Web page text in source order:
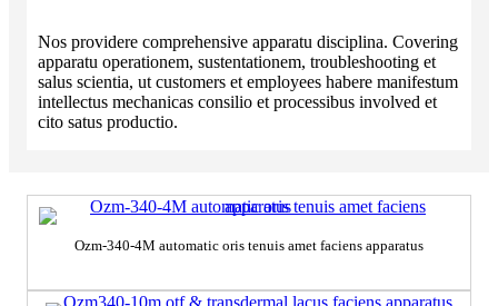
Nos providere comprehensive apparatu disciplina. Covering
apparatu operationem, sustentationem, troubleshooting et
salus scientia, ut customers et employees habere manifestum
intellectus mechanicas consilio et processibus involved et
cito satus productio.
Ozm-340-4M automatic oris tenuis amet faciens apparatus